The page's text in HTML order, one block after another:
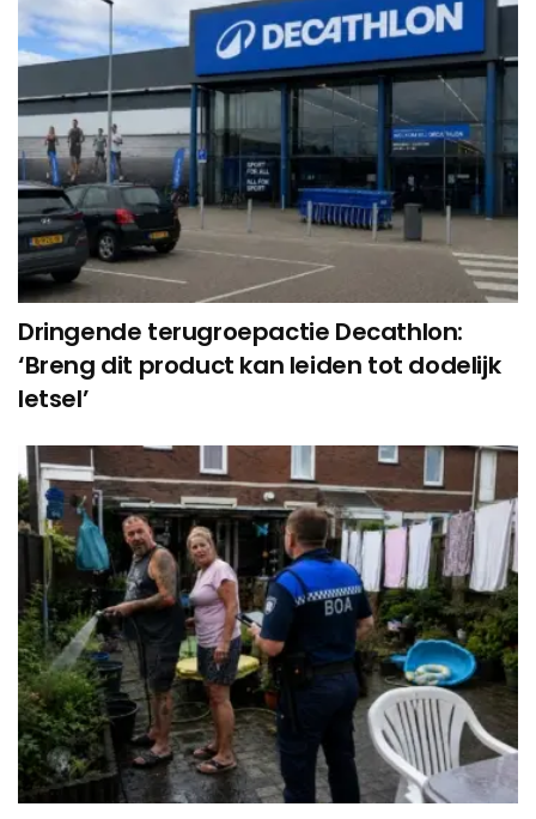
Dringende terugroepactie Decathlon:
‘Breng dit product kan leiden tot dodelijk
letsel’